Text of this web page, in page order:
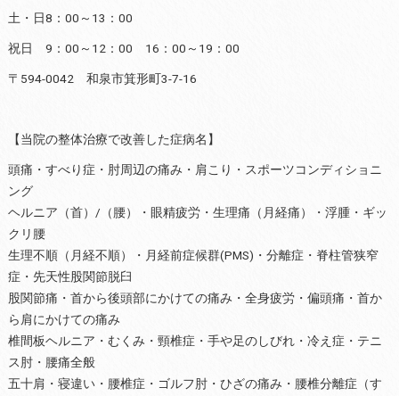
土・日8：00～13：00
祝日 9：00～12：00 16：00～19：00
〒594-0042 和泉市箕形町3-7-16
【当院の整体治療で改善した症病名】
頭痛・すべり症・肘周辺の痛み・肩こり・スポーツコンディショニ
ング
ヘルニア（首）/（腰）・眼精疲労・生理痛（月経痛）・浮腫・ギッ
クリ腰
生理不順（月経不順）・月経前症候群(PMS)・分離症・脊柱管狭窄
症・先天性股関節脱臼
股関節痛・首から後頭部にかけての痛み・全身疲労・偏頭痛・首か
ら肩にかけての痛み
椎間板ヘルニア・むくみ・頸椎症・手や足のしびれ・冷え症・テニ
ス肘・腰痛全般
五十肩・寝違い・腰椎症・ゴルフ肘・ひざの痛み・腰椎分離症（す